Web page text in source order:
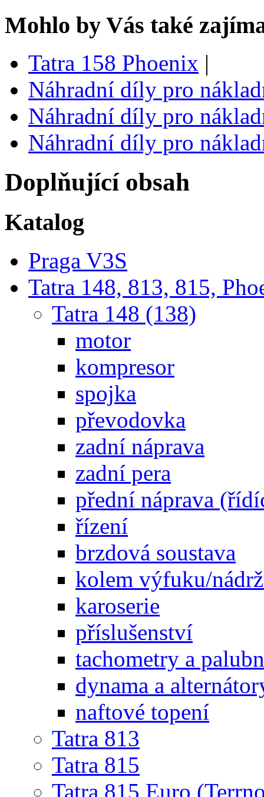
Mohlo by Vás také
Tatra 158 Phoenix |
Náhradní díly pro
Náhradní díly pro
Náhradní díly pro
Doplňující obsah
Katalog
Praga V3S
Tatra 148, 813, 815,
Tatra 148 (138)
motor
kompresor
spojka
převodovka
zadní náprava
zadní pera
přední náprava
řízení
brzdová soustava
kolem výfuku/
karoserie
příslušenství
tachometry a
dynama a
naftové topení
Tatra 813
Tatra 815
Tatra 815 Euro